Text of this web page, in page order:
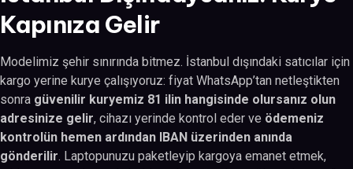
Kapınıza Gelir
Modelimiz şehir sınırında bitmez. İstanbul dışındaki satıcılar için
kargo yerine kurye çalışıyoruz: fiyat WhatsApp’tan netleştikten
sonra güvenilir kuryemiz 81 ilin hangisinde olursanız olun
adresinize gelir, cihazı yerinde kontrol eder ve ödemeniz
kontrolün hemen ardından IBAN üzerinden anında
gönderilir. Laptopunuzu paketleyip kargoya emanet etmek,